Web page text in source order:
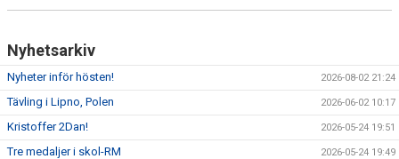
Nyhetsarkiv
Nyheter inför hösten! 2026-08-02 21:24
Tävling i Lipno, Polen 2026-06-02 10:17
Kristoffer 2Dan! 2026-05-24 19:51
Tre medaljer i skol-RM 2026-05-24 19:49